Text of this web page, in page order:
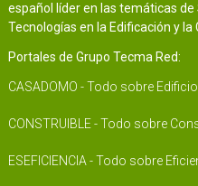
español líder en las temáticas
Tecnologías en la Edificación y la
Portales de Grupo Tecma Red:
CASADOMO - Todo sobre
CONSTRUIBLE - Todo sobre
ESEFICIENCIA - Todo sobre